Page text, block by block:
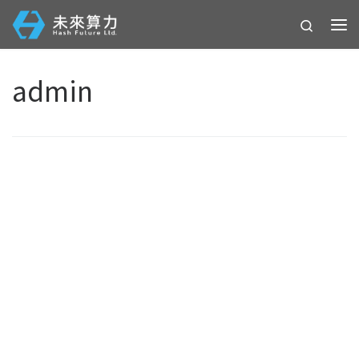
コンテンツへスキップ
Search
admin